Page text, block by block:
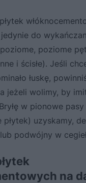
do
poziome
i ścisłe). Jeśli
łuskę,
jeżeli wolimy, by
w pionowe
uzyskamy,
podwójny w
na